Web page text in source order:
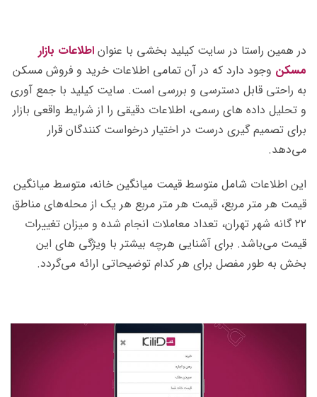
در همین راستا در سایت کیلید بخشی با عنوان اطلاعات بازار
مسکن وجود دارد که در آن تمامی اطلاعات خرید و فروش مسکن
به راحتی قابل دسترسی و بررسی است. سایت کیلید با جمع آوری
و تحلیل داده های رسمی، اطلاعات دقیقی را از شرایط واقعی بازار
برای تصمیم گیری درست در اختیار درخواست کنندگان قرار
می‌دهد.
این اطلاعات شامل متوسط قیمت میانگین خانه، متوسط میانگین
قیمت هر متر مربع، قیمت هر متر مربع هر یک از محله‌های مناطق
۲۲ گانه شهر تهران، تعداد معاملات انجام شده و میزان تغییرات
قیمت می‌باشد. برای آشنایی هرچه بیشتر با ویژگی های این
بخش به طور مفصل برای هر کدام توضیحاتی ارائه می‌گردد.